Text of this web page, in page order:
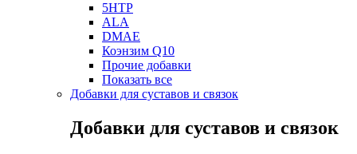
5HTP
ALA
DMAE
Коэнзим Q10
Прочие добавки
Показать все
Добавки для суставов и связок
Добавки для суставов и связок